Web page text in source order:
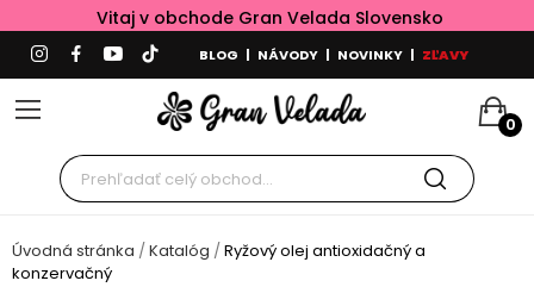
Vitaj v obchode Gran Velada Slovensko
BLOG | NÁVODY | NOVINKY | ZĽAVY
0
Úvodná stránka Katalóg
Ryžový olej antioxidačný a
konzervačný